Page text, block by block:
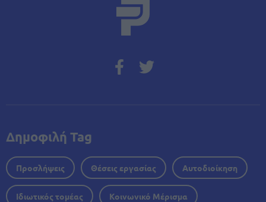
Δημοφιλή Tag
Προσλήψεις Θέσεις εργασίας Αυτοδιοίκηση
Ιδιωτικός τομέας Κοινωνικό Μέρισμα